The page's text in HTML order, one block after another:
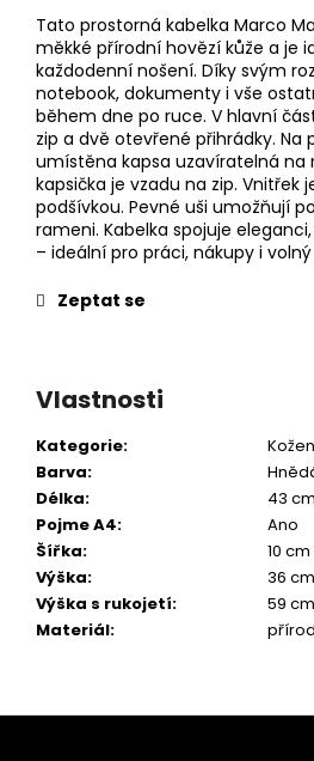
Tato prostorná kabelka Marco
měkké přírodní hovězí kůže a je
každodenní nošení. Díky svým
notebook, dokumenty i vše
během dne po ruce. V hlavní
zip a dvě otevřené přihrádky. Na
umístěna kapsa uzavíratelná na
kapsička je vzadu na zip. Vnitřek
podšívkou. Pevné uši umožňují
rameni. Kabelka spojuje
– ideální pro práci, nákupy i volný
Zeptat se
Vlastnosti
Kategorie:
Barva:
Délka:
43 cm
Pojme A4:
Ano
Šířka:
10 cm
Výška:
36 cm
Výška s rukojetí:
59 cm
Materiál:
Z